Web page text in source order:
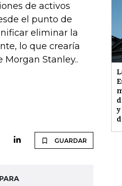
de activos
el punto de
eliminar la
lo que crearía
Morgan Stanley..
GUARDAR